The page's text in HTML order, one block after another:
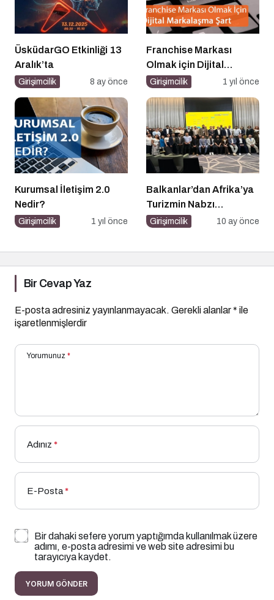
ÜsküdarGO Etkinliği 13
Aralık’ta
Girişimcilik 8 ay önce
Franchise Markası
Olmak için Dijital
Markalaşma Şart
Girişimcilik 1 yıl önce
Kurumsal İletişim 2.0
Nedir?
Girişimcilik 1 yıl önce
Balkanlar’dan Afrika’ya
Turizmin Nabzı
Uzakrota Dubai’de Attı
Girişimcilik 10 ay önce
Bir Cevap Yaz
E-posta adresiniz yayınlanmayacak. Gerekli alanlar* ile
işaretlenmişlerdir
Yorumunuz *
Adınız *
E-Posta*
Bir dahaki sefere yorum yaptığımda kullanılmak üzere
adımı, e-posta adresimi ve web site adresimi bu
tarayıcıya kaydet.
YORUM GÖNDER